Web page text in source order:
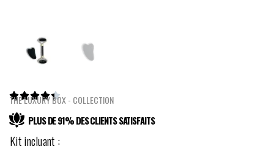

THE LUXURY BOX - COLLECTION
PLUS DE 91% DES CLIENTS SATISFAITS
Kit incluant :